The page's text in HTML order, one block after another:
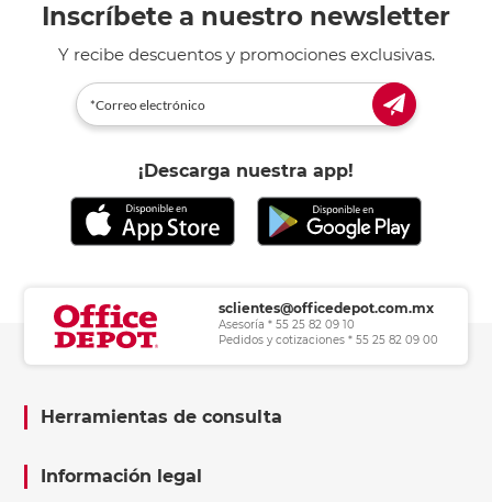
Inscríbete a nuestro newsletter
Y recibe descuentos y promociones exclusivas.
¡Descarga nuestra app!
sclientes@officedepot.com.mx
Asesoría * 55 25 82 09 10
Pedidos y cotizaciones * 55 25 82 09 00
Herramientas de consulta
Información legal